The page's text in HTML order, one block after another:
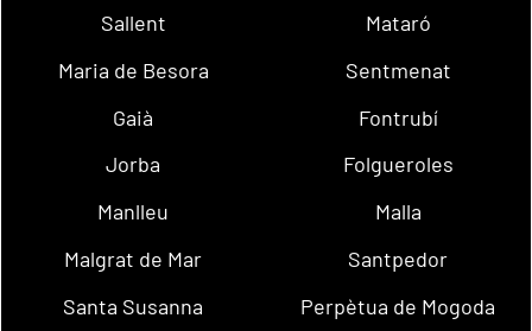
Sallent
Mataró
Maria de Besora
Sentmenat
Gaià
Fontrubí
Jorba
Folgueroles
Manlleu
Malla
Malgrat de Mar
Santpedor
Santa Susanna
Perpètua de Mogoda